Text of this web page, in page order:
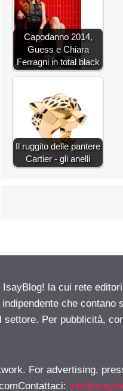
Capodanno 2014,
Guess e Chiara
Ferragni in total black
Il ruggito delle pantere
Cartier - gli anelli
la cui rete
che contano
Per pubblicità,
For advertising,
: